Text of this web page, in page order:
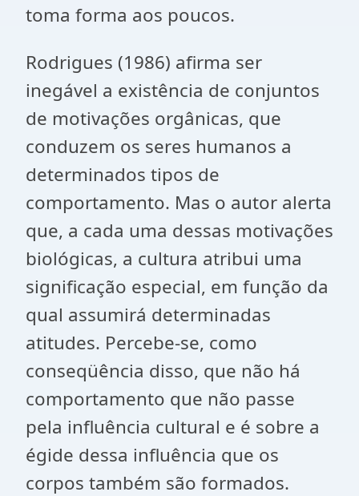
toma forma aos poucos.
Rodrigues (1986) afirma ser
inegável a existência de conjuntos
de motivações orgânicas, que
conduzem os seres humanos a
determinados tipos de
comportamento. Mas o autor alerta
que, a cada uma dessas motivações
biológicas, a cultura atribui uma
significação especial, em função da
qual assumirá determinadas
atitudes. Percebe-se, como
conseqüência disso, que não há
comportamento que não passe
pela influência cultural e é sobre a
égide dessa influência que os
corpos também são formados.